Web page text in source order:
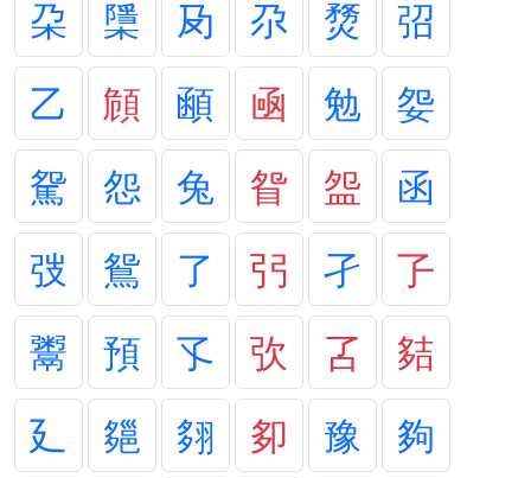
朶 檃 夃 尕 熃
弨
乙
頠 顄 凾 勉
妴
駌
怨 兔 眢 盌
函
弢
鴛 了 弜 孑
孒
鬻
預 孓 弞 叾
夡
廴
郺 翗 卶 豫
夠